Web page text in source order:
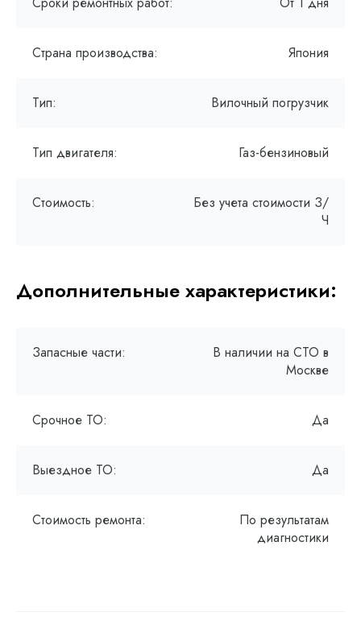
Страна производства: Япония
Тип: Вилочный погрузчик
Тип двигателя: Газ-бензиновый
Стоимость:
Без учета стоимости З/
Ч
Дополнительные характеристики:
Запасные части:
В наличии на СТО в
Москве
Срочное ТО: Да
Выездное ТО: Да
Стоимость ремонта:
По результатам
диагностики